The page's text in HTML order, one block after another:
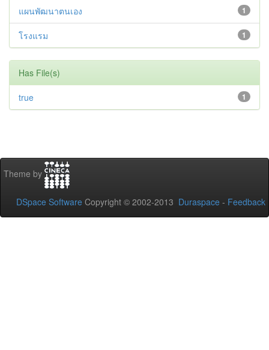
1
แผนพัฒนาตนเอง
1
โรงแรม
Has File(s)
1
true
Theme by
DSpace Software Copyright © 2002-2013 Duraspace - Feedback